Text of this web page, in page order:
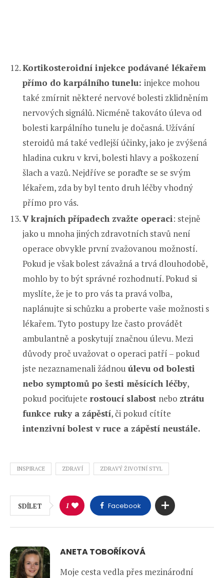
Kortikosteroidní injekce podávané lékařem
přímo do karpálního tunelu: injekce mohou
také zmírnit některé nervové bolesti zklidněním
nervových signálů. Nicméně takováto úleva od
bolesti karpálního tunelu je dočasná. Užívání
steroidů má také vedlejší účinky, jako je zvýšená
hladina cukru v krvi, bolesti hlavy a poškození
šlach a vazů. Nejdříve se poraďte se se svým
lékařem, zda by byl tento druh léčby vhodný
přímo pro vás.
V krajních případech zvažte operaci: stejně
jako u mnoha jiných zdravotních stavů není
operace obvykle první zvažovanou možností.
Pokud je však bolest závažná a trvá dlouhodobě,
mohlo by to být správné rozhodnutí. Pokud si
myslíte, že je to pro vás ta pravá volba,
naplánujte si schůzku a proberte vaše možnosti s
lékařem. Tyto postupy lze často provádět
ambulantně a poskytují značnou úlevu. Mezi
důvody proč uvažovat o operaci patří – pokud
jste nezaznamenali žádnou úlevu od bolesti
nebo symptomů po šesti měsících léčby,
pokud pociťujete rostoucí slabost nebo ztrátu
funkce ruky a zápěstí, či pokud cítíte
intenzivní bolest v ruce a zápěstí neustále.
INSPIRACE ZDRAVÍ ZDRAVÝ ŽIVOTNÍ STYL
SDÍLET 1 Facebook
ANETA TOBOŘÍKOVÁ
Moje cesta vedla přes mezinárodní